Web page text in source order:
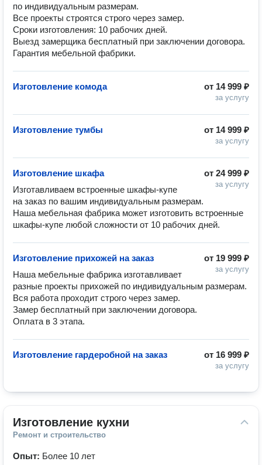
по индивидуальным размерам.
Все проекты строятся строго через замер.
Сроки изготовления: 10 рабочих дней.
Выезд замерщика бесплатный при заключении договора.
Гарантия мебельной фабрики.
от 14 999 ₽
за услугу
Изготовление комода
от 14 999 ₽
за услугу
Изготовление тумбы
от 24 999 ₽
за услугу
Изготовление шкафа
Изготавливаем встроенные шкафы-купе
на заказ по вашим индивидуальным размерам.
Наша мебельная фабрика может изготовить встроенные
шкафы-купе любой сложности от 10 рабочих дней.
от 19 999 ₽
за услугу
Изготовление прихожей на заказ
Наша мебельные фабрика изготавливает
разные проекты прихожей по индивидуальным размерам.
Вся работа проходит строго через замер.
Замер бесплатный при заключении договора.
Оплата в 3 этапа.
от 16 999 ₽
за услугу
Изготовление гардеробной на заказ
Изготовление кухни
Ремонт и строительство
Опыт: Более 10 лет